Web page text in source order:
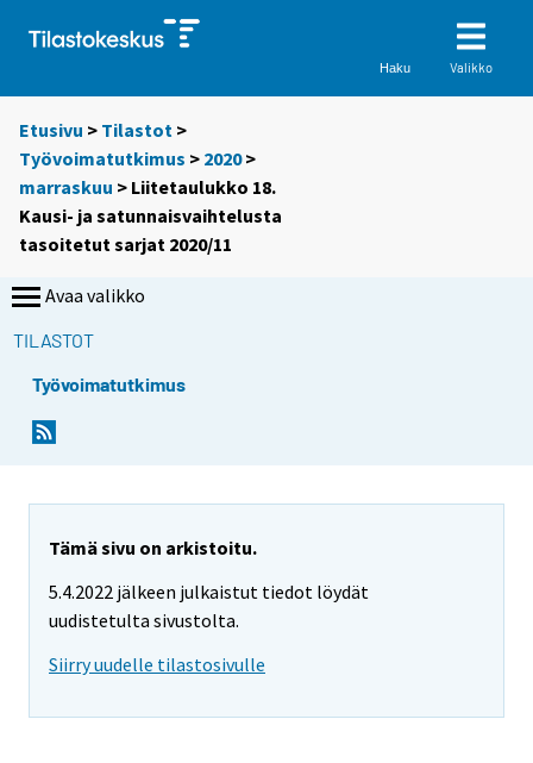
Haku Valikko
Etusivu > Tilastot >
Työvoimatutkimus > 2020>
marraskuu > Liitetaulukko 18.
Kausi- ja satunnaisvaihtelusta
tasoitetut sarjat 2020/11
Avaa valikko
TILASTOT
Työvoimatutkimus
Tämä sivu on arkistoitu.
5.4.2022 jälkeen julkaistut tiedot löydät
uudistetulta sivustolta.
Siirry uudelle tilastosivulle